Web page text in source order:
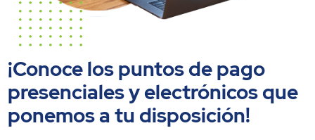
¡Conoce los puntos de pago
presenciales y electrónicos que
ponemos a tu disposición!